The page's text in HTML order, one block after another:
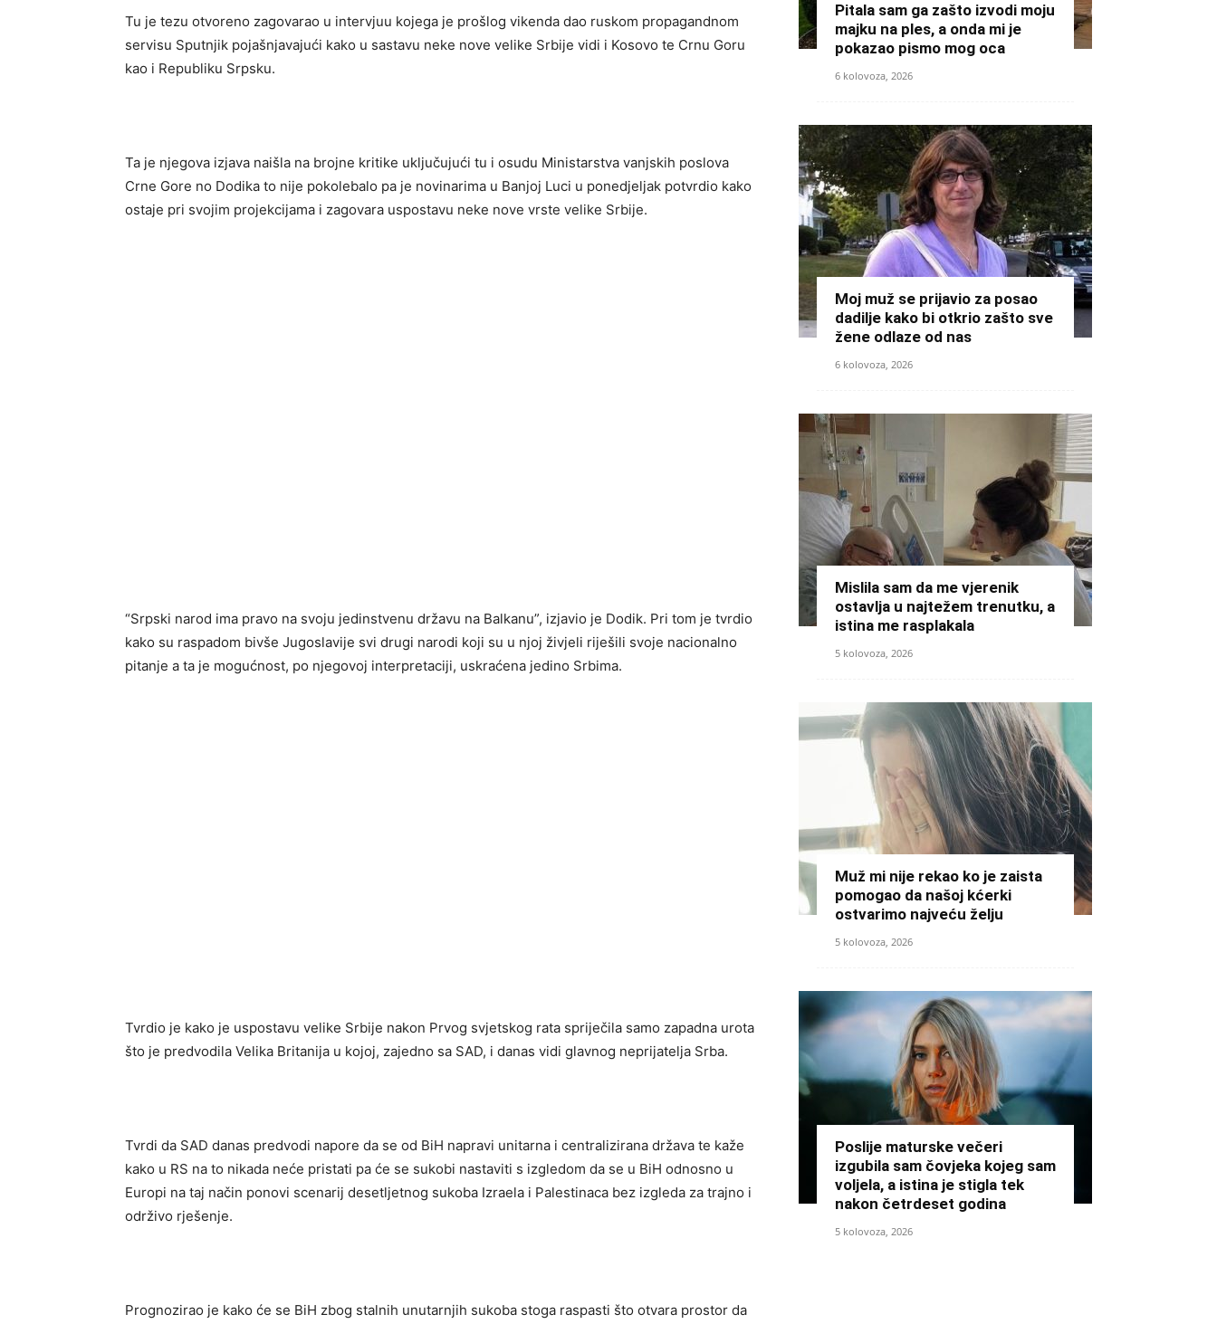
Tu je tezu otvoreno zagovarao u intervjuu kojega je prošlog vikenda dao ruskom propagandnom
servisu Sputnjik pojašnjavajući kako u sastavu neke nove velike Srbije vidi i Kosovo te Crnu Goru
kao i Republiku Srpsku.
Ta je njegova izjava naišla na brojne kritike uključujući tu i osudu Ministarstva vanjskih poslova
Crne Gore no Dodika to nije pokolebalo pa je novinarima u Banjoj Luci u ponedjeljak potvrdio kako
ostaje pri svojim projekcijama i zagovara uspostavu neke nove vrste velike Srbije.
“Srpski narod ima pravo na svoju jedinstvenu državu na Balkanu”, izjavio je Dodik. Pri tom je tvrdio
kako su raspadom bivše Jugoslavije svi drugi narodi koji su u njoj živjeli riješili svoje nacionalno
pitanje a ta je mogućnost, po njegovoj interpretaciji, uskraćena jedino Srbima.
Tvrdio je kako je uspostavu velike Srbije nakon Prvog svjetskog rata spriječila samo zapadna urota
što je predvodila Velika Britanija u kojoj, zajedno sa SAD, i danas vidi glavnog neprijatelja Srba.
Tvrdi da SAD danas predvodi napore da se od BiH napravi unitarna i centralizirana država te kaže
kako u RS na to nikada neće pristati pa će se sukobi nastaviti s izgledom da se u BiH odnosno u
Europi na taj način ponovi scenarij desetljetnog sukoba Izraela i Palestinaca bez izgleda za trajno i
održivo rješenje.
Prognozirao je kako će se BiH zbog stalnih unutarnjih sukoba stoga raspasti što otvara prostor da
Pitala sam ga zašto izvodi moju
majku na ples, a onda mi je
pokazao pismo mog oca
6 kolovoza, 2026
Moj muž se prijavio za posao
dadilje kako bi otkrio zašto sve
žene odlaze od nas
6 kolovoza, 2026
Mislila sam da me vjerenik
ostavlja u najtežem trenutku, a
istina me rasplakala
5 kolovoza, 2026
Muž mi nije rekao ko je zaista
pomogao da našoj kćerki
ostvarimo najveću želju
5 kolovoza, 2026
Poslije maturske večeri
izgubila sam čovjeka kojeg sam
voljela, a istina je stigla tek
nakon četrdeset godina
5 kolovoza, 2026